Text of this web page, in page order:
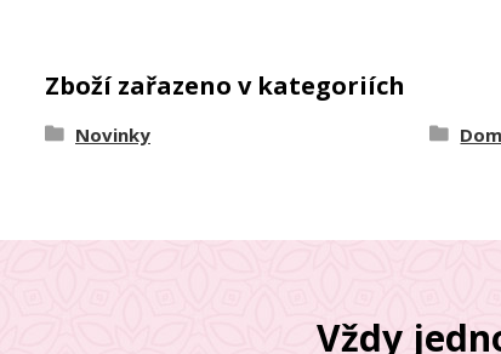
Zboží zařazeno v kategoriích
Novinky
Vždy